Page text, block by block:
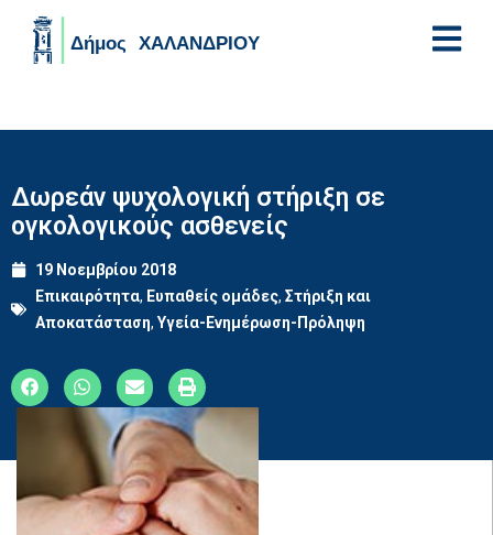
Δωρεάν ψυχολογική στήριξη σε
ογκολογικούς ασθενείς
19 Νοεμβρίου 2018
Επικαιρότητα, Ευπαθείς ομάδες, Στήριξη και
Αποκατάσταση, Υγεία-Ενημέρωση-Πρόληψη